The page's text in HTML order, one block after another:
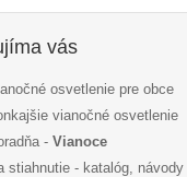
vás
osvetlenie pre obce
vianočné osvetlenie
- Vianoce
stiahnutie - katalóg, návody